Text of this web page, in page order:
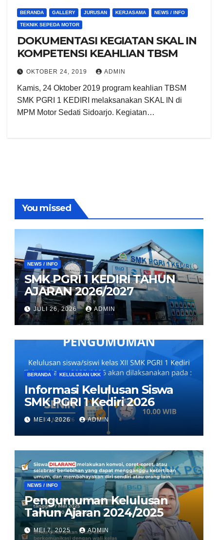
BERANDA GALLERY JURUSAN KERJASAMA NEWS / INFO
TEKNIK SEPEDA MOTOR
DOKUMENTASI KEGIATAN SKAL IN
KOMPETENSI KEAHLIAN TBSM
OKTOBER 24, 2019 ADMIN
Kamis, 24 Oktober 2019 program keahlian TBSM
SMK PGRI 1 KEDIRI melaksanakan SKAL IN di
MPM Motor Sedati Sidoarjo. Kegiatan…
You missed
NEWS / INFO
SMK PGRI 1 KEDIRI TAHUN
AJARAN 2026/2027
JULI 26, 2026 ADMIN
BERANDA KELULUSAN UKK
Informasi Kelulusan Siswa
SMK PGRI 1 Kediri 2026
MEI 4, 2026 ADMIN
NEWS / INFO
Pengumuman Kelulusan
Tahun Ajaran 2024/2025
MEI 7, 2025 ADMIN